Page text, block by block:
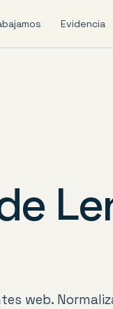
Evidencia
web.